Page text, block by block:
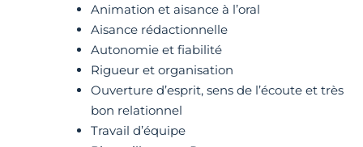
Animation et aisance à l’oral
Aisance rédactionnelle
Autonomie et fiabilité
Rigueur et organisation
Ouverture d’esprit, sens de l’écoute et très
bon relationnel
Travail d’équipe